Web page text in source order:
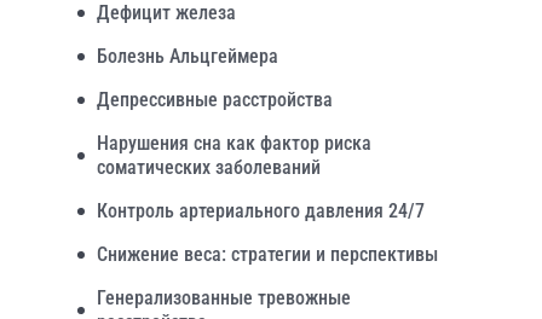
Дефицит железа
Болезнь Альцгеймера
Депрессивные расстройства
Нарушения сна как фактор риска
соматических заболеваний
Контроль артериального давления 24/7
Снижение веса: стратегии и перспективы
Генерализованные тревожные